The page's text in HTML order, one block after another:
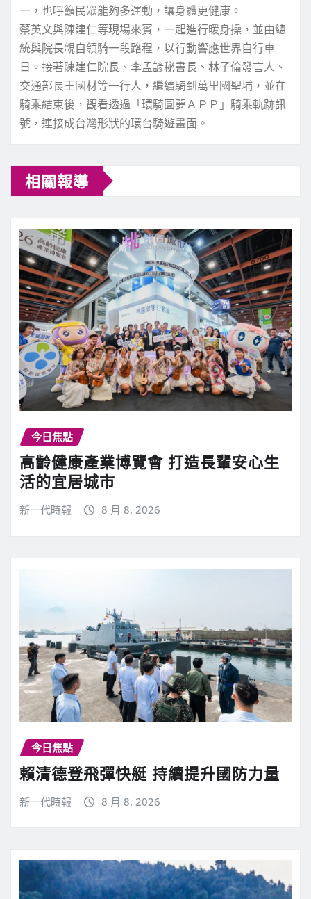
一，也呼籲民眾能夠多運動，讓身體更健康。
蔡英文與陳建仁等現場來賓，一起進行暖身操，並由總
統與院長親自領騎一段路程，以行動響應世界自行車
日。接著陳建仁院長、李孟諺秘書長、林子倫發言人、
交通部長王國材等一行人，繼續騎到萬里國聖埔，並在
騎乘結束後，觀看透過「環騎圓夢ＡＰＰ」騎乘軌跡訊
號，連接成台灣形狀的環台騎遊畫面。
相關報導
今日焦點
高齡健康產業博覽會 打造長輩安心生
活的宜居城市
新一代時報 8 月 8, 2026
今日焦點
賴清德登飛彈快艇 持續提升國防力量
新一代時報 8 月 8, 2026